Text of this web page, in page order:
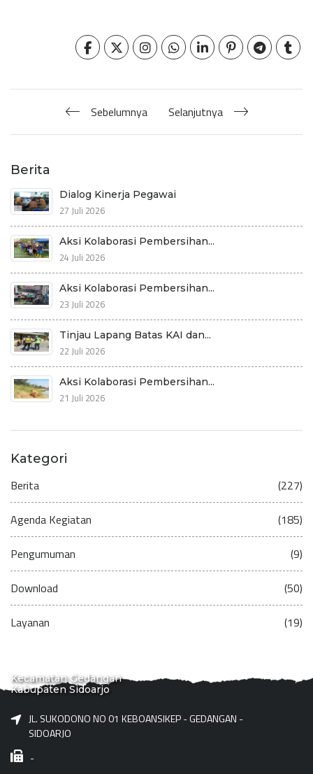
Sebelumnya Selanjutnya
Berita
Dialog Kinerja Pegawai
27 Juli 2026
Aksi Kolaborasi Pembersihan...
24 Juli 2026
Aksi Kolaborasi Pembersihan...
23 Juli 2026
Tinjau Lapang Batas KAI dan...
22 Juli 2026
Aksi Kolaborasi Pembersihan...
21 Juli 2026
Kategori
Berita (227)
Agenda Kegiatan (185)
Pengumuman (9)
Download (50)
Layanan (19)
Kecamatan Gedangan
Kabupaten Sidoarjo
JL. SUKODONO NO 01 KEBOANSIKEP - GEDANGAN -
SIDOARJO
-